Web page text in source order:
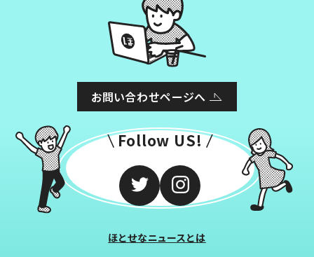
お問い合わせページへ
Follow US!
ほとせなニュースとは